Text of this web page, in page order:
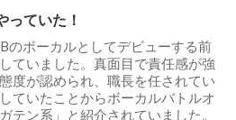
っていた！
のボーカルとしてデビューする前
ていました。真面目で責任感が強
度が認められ、職長を任されてい
ていたことからボーカルバトルオ
テン系」と紹介されていました。